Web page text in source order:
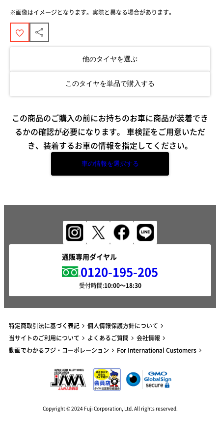
※画像はイメージとなります。実際と異なる場合があります。
他のタイヤを選ぶ
このタイヤを単品で購入する
この商品のご購入の前にお持ちのお車に商品が装着でき
るかの確認が必要になります。 車検証をご用意いただ
き、装着するお車の情報を指定してください。
車の情報を選択する
通販専用ダイヤル
0120-195-205
受付時間:
特定商取引法に基づく表記
個人情報保護方針について
当サイトのご利用について
よくあるご質問
会社情報
動画でわかるフジ・コーポレーション
For International Customers
Copyright © 2024 Fuji Corporation, Ltd. All rights reserved.